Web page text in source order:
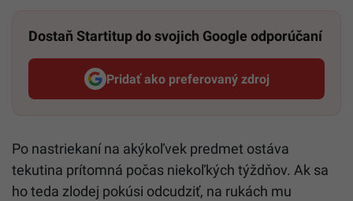
Dostaň Startitup do svojich Google odporúčaní
Pridať ako preferovaný zdroj
Startitup, odkaz sa otvorí v
Po nastriekaní na akýkoľvek predmet ostáva
tekutina prítomná počas niekoľkých týždňov. Ak sa
ho teda zlodej pokúsi odcudziť, na rukách mu